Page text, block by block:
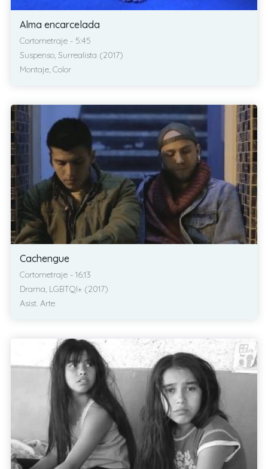
Alma encarcelada
Cortometraje - 5:45
Suspenso, Surrealista (2017)
Montaje, Color
Cachengue
Cortometraje - 16:13
Drama, LGBTQI+ (2017)
Asist. Arte